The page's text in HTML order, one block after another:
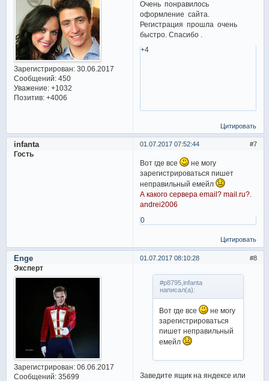
Зарегистрирован: 30.06.2017
Сообщений:450
Уважение: +1032
Позитив: +4006
Очень понравилось
оформление сайта.
Регистрация прошла очень
быстро. Спасибо .
+4
Цитировать
7
01.07.2017 07:52:44
infanta
Гость
Вот где все
не могу
зарегистрироваться пишет
неправильный емейл
А какого сервера email? mail.ru?.
andrei2006
0
Цитировать
8
01.07.2017 08:10:28
Enge
Эксперт
Зарегистрирован: 06.06.2017
Сообщений:35699
#p8795,infanta
написал(а):
Вот где все
не могу
зарегистрироваться
пишет неправильный
емейл
Заведите ящик на яндексе или